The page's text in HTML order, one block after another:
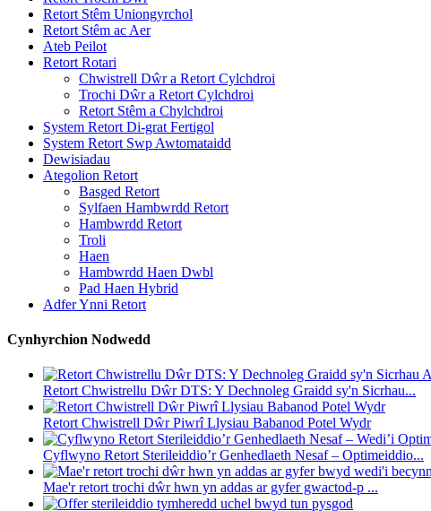
Retort Stêm Uniongyrchol
Retort Stêm ac Aer
Ateb Peilot
Retort Rotari
Chwistrell Dŵr a Retort Cylchdroi
Trochi Dŵr a Retort Cylchdroi
Retort Stêm a Chylchdroi
System Retort Di-grat Fertigol
System Retort Swp Awtomataidd
Dewisiadau
Ategolion Retort
Basged Retort
Sylfaen Hambwrdd Retort
Hambwrdd Retort
Troli
Haen
Hambwrdd Haen Dwbl
Pad Haen Hybrid
Adfer Ynni Retort
Cynhyrchion Nodwedd
Retort Chwistrellu Dŵr DTS: Y Dechnoleg Graidd sy'n Sicrhau...
Retort Chwistrell Dŵr Piwrî Llysiau Babanod Potel Wydr
Cyflwyno Retort Sterileiddio’r Genhedlaeth Nesaf – Optimeiddio...
Mae'r retort trochi dŵr hwn yn addas ar gyfer gwactod-p ...